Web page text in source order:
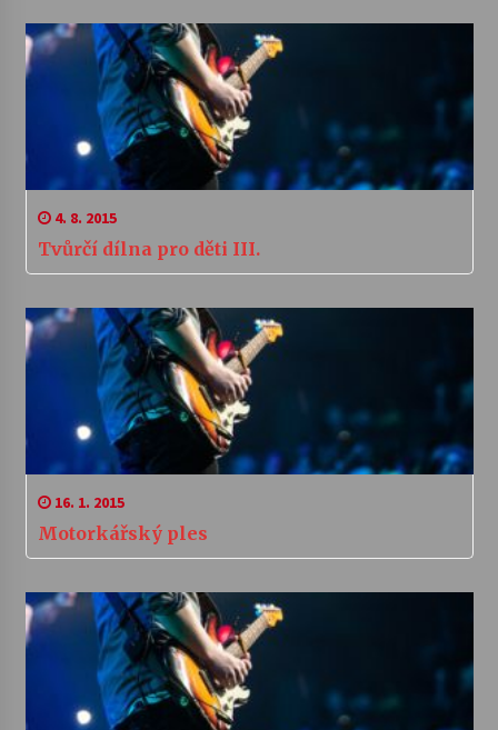
4. 8. 2015
Tvůrčí dílna pro děti III.
16. 1. 2015
Motorkářský ples